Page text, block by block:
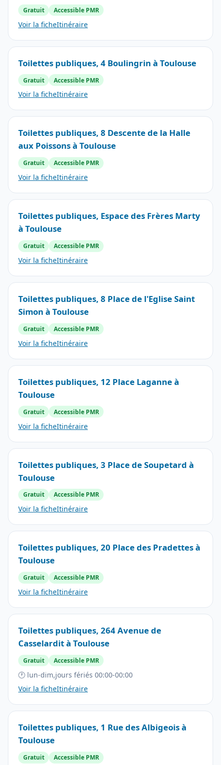
Gratuit Accessible PMR
Voir la ficheItinéraire
Toilettes publiques, 4 Boulingrin à Toulouse
Gratuit Accessible PMR
Voir la ficheItinéraire
Toilettes publiques, 8 Descente de la Halle
aux Poissons à Toulouse
Gratuit Accessible PMR
Voir la ficheItinéraire
Toilettes publiques, Espace des Frères Marty
à Toulouse
Gratuit Accessible PMR
Voir la ficheItinéraire
Toilettes publiques, 8 Place de l'Eglise Saint
Simon à Toulouse
Gratuit Accessible PMR
Voir la ficheItinéraire
Toilettes publiques, 12 Place Laganne à
Toulouse
Gratuit Accessible PMR
Voir la ficheItinéraire
Toilettes publiques, 3 Place de Soupetard à
Toulouse
Gratuit Accessible PMR
Voir la ficheItinéraire
Toilettes publiques, 20 Place des Pradettes à
Toulouse
Gratuit Accessible PMR
Voir la ficheItinéraire
Toilettes publiques, 264 Avenue de
Casselardit à Toulouse
Gratuit Accessible PMR
🕐 lun-dim,jours fériés 00:00-00:00
Voir la ficheItinéraire
Toilettes publiques, 1 Rue des Albigeois à
Toulouse
Gratuit Accessible PMR